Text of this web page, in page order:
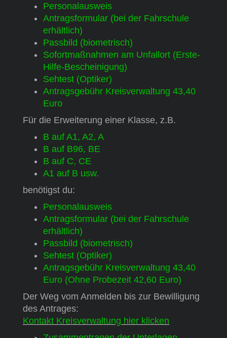
Personalausweis
Antragsformular (bei der Fahrschule
erhältlich)
Passbild (biometrisch)
Sofortmaßnahmen am Unfallort (Erste-
Hilfe-Bescheinigung)
Sehtest (Optiker)
Antragsgebühr Kreisverwaltung 43,40
Euro
Für die Erweiterung einer Klasse, z.B.
B auf A1, A2, A
B auf B96, BE
B auf C, CE
A1 auf B usw.
benötigst du:
Personalausweis
Antragsformular (bei der Fahrschule
erhältlich)
Passbild (biometrisch)
Sehtest (Optiker)
Antragsgebühr Kreisverwaltung 43,40
Euro (Ohne Probezeit 42,60 Euro)
Der Weg vom Anmelden bis zur Bewilligung
des Antrages:
Kontakt Kreisverwaltung hier klicken